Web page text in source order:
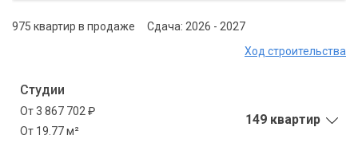
975 квартир в продаже
Сдача: 2026 - 2027
Ход строительства
Студии
От 3 867 702 ₽
От 19.77 м²
149 квартир